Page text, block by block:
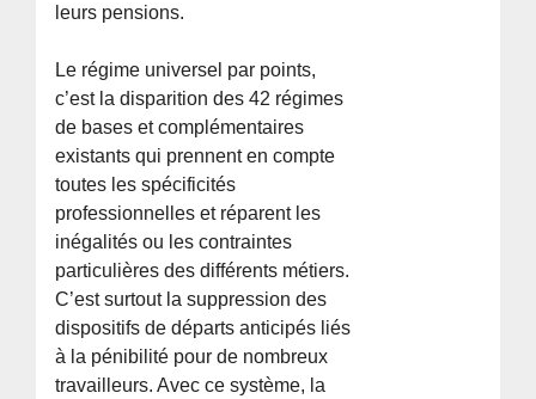
leurs pensions.
Le régime universel par points,
c’est la disparition des 42 régimes
de bases et complémentaires
existants qui prennent en compte
toutes les spécificités
professionnelles et réparent les
inégalités ou les contraintes
particulières des différents métiers.
C’est surtout la suppression des
dispositifs de départs anticipés liés
à la pénibilité pour de nombreux
travailleurs. Avec ce système, la